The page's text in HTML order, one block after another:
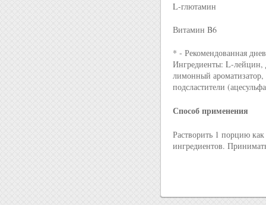
L-глютамин
Витамин B6
* - Рекомендованная
Ингредиенты: L-лейцин,
лимонный
подсластители
Способ применения
Растворить 1 порцию
ингредиентов.